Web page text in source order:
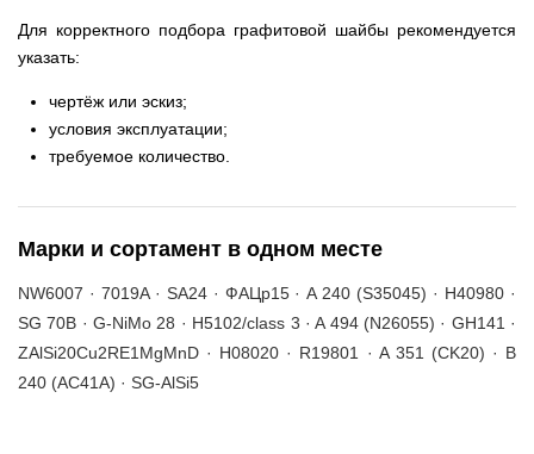
Для корректного подбора графитовой шайбы рекомендуется
указать:
чертёж или эскиз;
условия эксплуатации;
требуемое количество.
Марки и сортамент в одном месте
NW6007 · 7019A · SA24 · ФАЦр15 · A 240 (S35045) · H40980 ·
SG 70B · G-NiMo 28 · H5102/class 3 · A 494 (N26055) · GH141 ·
ZAlSi20Cu2RE1MgMnD · H08020 · R19801 · A 351 (CK20) · B
240 (AC41A) · SG-AlSi5